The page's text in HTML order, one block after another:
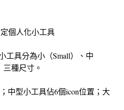
個人化小工具
工具分為小（Small）、中
三種尺寸。
中型小工具佔6個icon位置；大